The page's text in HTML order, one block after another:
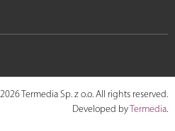
Termedia Sp. z o.o. All rights reserved.
Developed byTermedia.